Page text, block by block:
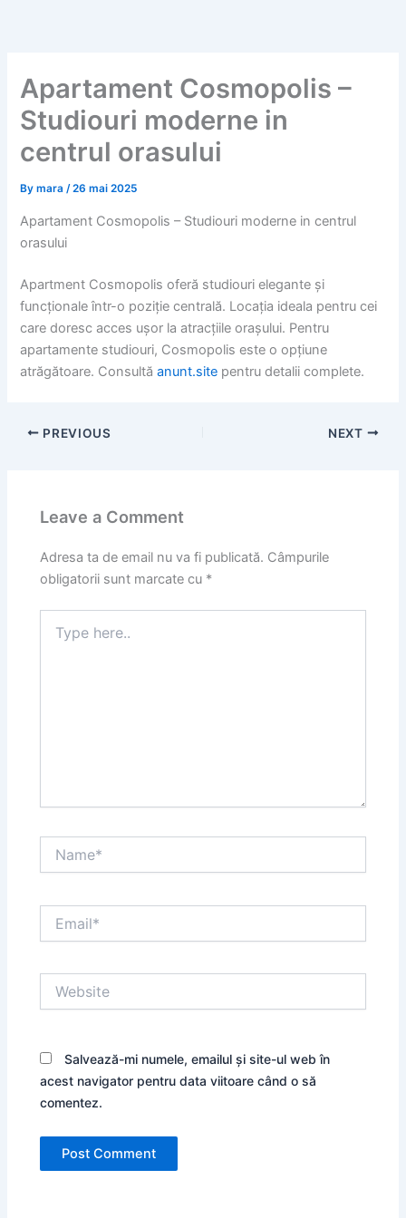
Apartament Cosmopolis –
Studiouri moderne in
centrul orasului
Bymara/26 mai 2025
Apartament Cosmopolis – Studiouri moderne in centrul
orasului
Apartment Cosmopolis oferă studiouri elegante și
funcționale într-o poziție centrală. Locația ideala pentru cei
care doresc acces ușor la atracțiile orașului. Pentru
apartamente studiouri, Cosmopolis este o opțiune
atrăgătoare. Consultăanunt.site pentru detalii complete.
PREVIOUS NEXT
Leave a Comment
Adresa ta de email nu va fi publicată. Câmpurile
obligatorii sunt marcate cu *
here..
Salvează-mi numele, emailul și site-ul web în
acest navigator pentru data viitoare când o să
comentez.